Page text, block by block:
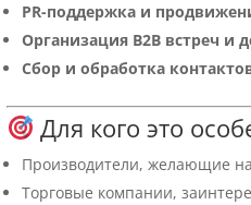
PR-поддержка и
Организация B2B встреч и
Сбор и обработка
Для кого это
Производители, желающие
Торговые компании,